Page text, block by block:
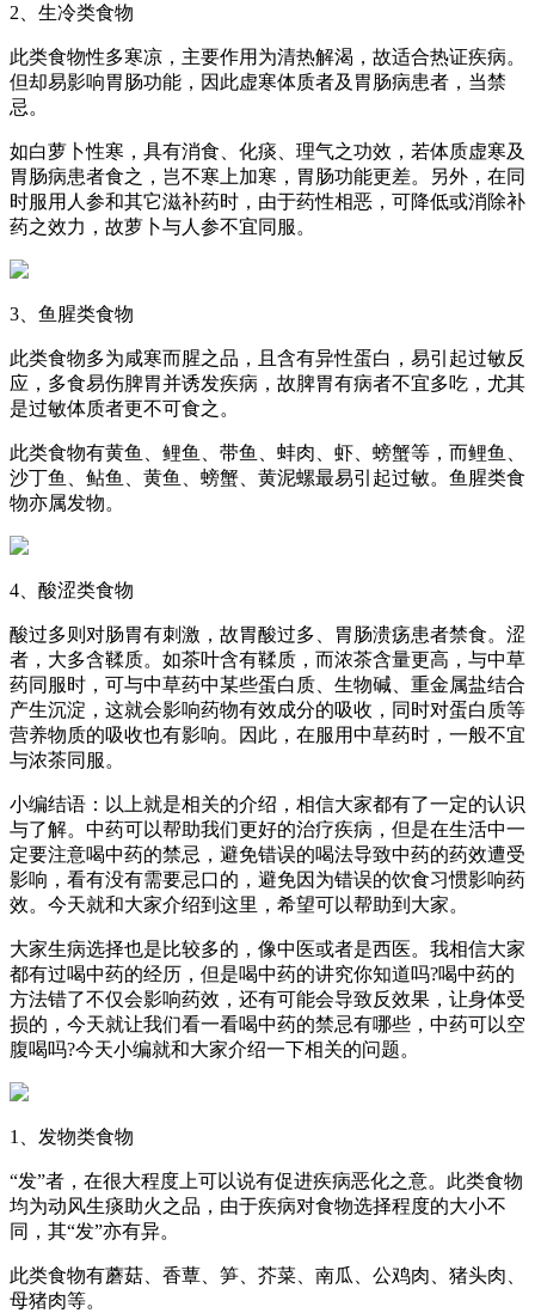
2、生冷类食物
此类食物性多寒凉，主要作用为清热解渴，故适合热证疾病。
但却易影响胃肠功能，因此虚寒体质者及胃肠病患者，当禁
忌。
如白萝卜性寒，具有消食、化痰、理气之功效，若体质虚寒及
胃肠病患者食之，岂不寒上加寒，胃肠功能更差。另外，在同
时服用人参和其它滋补药时，由于药性相恶，可降低或消除补
药之效力，故萝卜与人参不宜同服。
3、鱼腥类食物
此类食物多为咸寒而腥之品，且含有异性蛋白，易引起过敏反
应，多食易伤脾胃并诱发疾病，故脾胃有病者不宜多吃，尤其
是过敏体质者更不可食之。
此类食物有黄鱼、鲤鱼、带鱼、蚌肉、虾、螃蟹等，而鲤鱼、
沙丁鱼、鲇鱼、黄鱼、螃蟹、黄泥螺最易引起过敏。鱼腥类食
物亦属发物。
4、酸涩类食物
酸过多则对肠胃有刺激，故胃酸过多、胃肠溃疡患者禁食。涩
者，大多含鞣质。如茶叶含有鞣质，而浓茶含量更高，与中草
药同服时，可与中草药中某些蛋白质、生物碱、重金属盐结合
产生沉淀，这就会影响药物有效成分的吸收，同时对蛋白质等
营养物质的吸收也有影响。因此，在服用中草药时，一般不宜
与浓茶同服。
小编结语：以上就是相关的介绍，相信大家都有了一定的认识
与了解。中药可以帮助我们更好的治疗疾病，但是在生活中一
定要注意喝中药的禁忌，避免错误的喝法导致中药的药效遭受
影响，看有没有需要忌口的，避免因为错误的饮食习惯影响药
效。今天就和大家介绍到这里，希望可以帮助到大家。
大家生病选择也是比较多的，像中医或者是西医。我相信大家
都有过喝中药的经历，但是喝中药的讲究你知道吗?喝中药的
方法错了不仅会影响药效，还有可能会导致反效果，让身体受
损的，今天就让我们看一看喝中药的禁忌有哪些，中药可以空
腹喝吗?今天小编就和大家介绍一下相关的问题。
1、发物类食物
“发”者，在很大程度上可以说有促进疾病恶化之意。此类食物
均为动风生痰助火之品，由于疾病对食物选择程度的大小不
同，其“发”亦有异。
此类食物有蘑菇、香蕈、笋、芥菜、南瓜、公鸡肉、猪头肉、
母猪肉等。